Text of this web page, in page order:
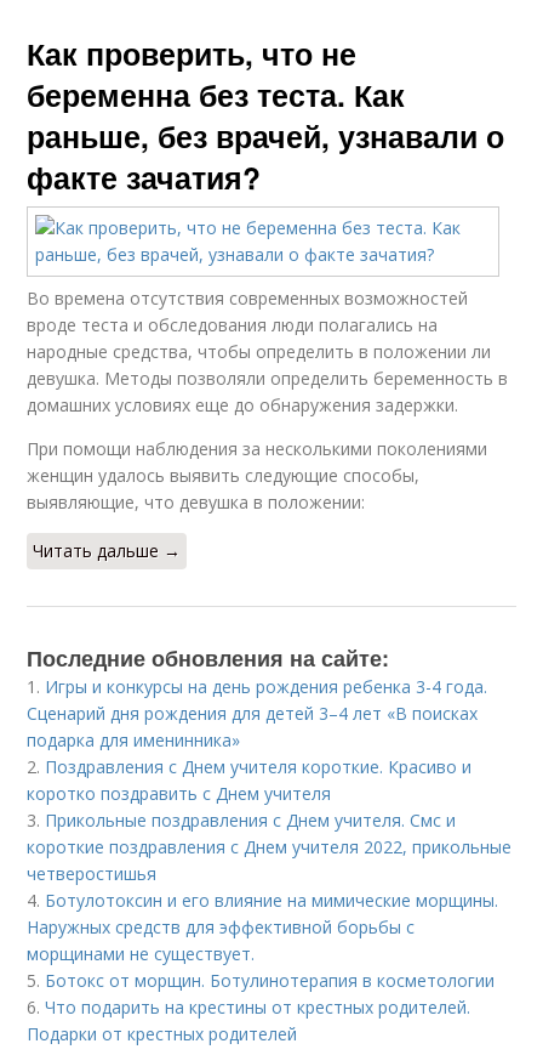
Как проверить, что не
беременна без теста. Как
раньше, без врачей, узнавали о
факте зачатия?
Во времена отсутствия современных возможностей
вроде теста и обследования люди полагались на
народные средства, чтобы определить в положении ли
девушка. Методы позволяли определить беременность в
домашних условиях еще до обнаружения задержки.
При помощи наблюдения за несколькими поколениями
женщин удалось выявить следующие способы,
выявляющие, что девушка в положении:
Читать дальше →
Последние обновления на сайте:
1. Игры и конкурсы на день рождения ребенка 3-4 года.
Сценарий дня рождения для детей 3–4 лет «В поисках
подарка для именинника»
2. Поздравления с Днем учителя короткие. Красиво и
коротко поздравить с Днем учителя
3. Прикольные поздравления с Днем учителя. Смс и
короткие поздравления с Днем учителя 2022, прикольные
четверостишья
4. Ботулотоксин и его влияние на мимические морщины.
Наружных средств для эффективной борьбы с
морщинами не существует.
5. Ботокс от морщин. Ботулинотерапия в косметологии
6.Что подарить на крестины от крестных родителей.
Подарки от крестных родителей